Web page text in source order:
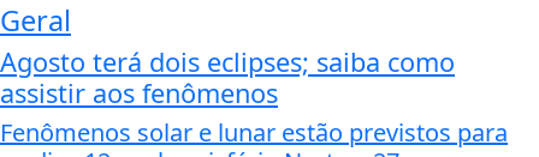
Geral
Agosto terá dois eclipses; saiba como
assistir aos fenômenos
Fenômenos solar e lunar estão previstos para